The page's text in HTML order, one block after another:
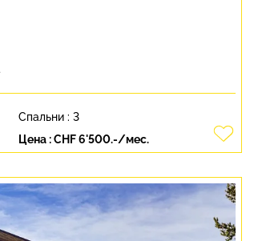
Цена :CHF 6'500.-/мес.
Спальни : 3